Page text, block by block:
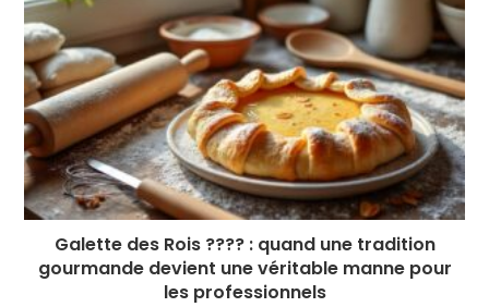
Galette des Rois ???? : quand une tradition
gourmande devient une véritable manne pour
les professionnels